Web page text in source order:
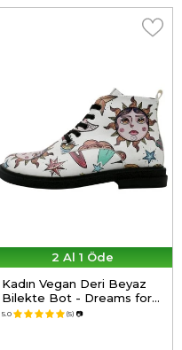
2 Al 1 Öde
Kadın Vegan Deri Beyaz
Bilekte Bot - Dreams for
Dreamers Tasarım
5.0 (5) 📷